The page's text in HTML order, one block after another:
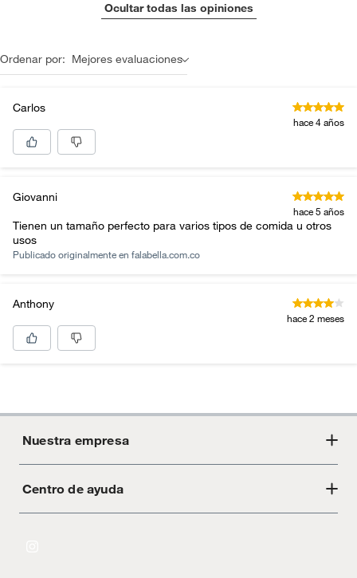
Ocultar todas las opiniones
Ordenar por: Mejores evaluaciones
Carlos
hace 4 años
Giovanni
hace 5 años
Tienen un tamaño perfecto para varios tipos de comida u otros
usos
Publicado originalmente en falabella.com.co
Anthony
hace 2 meses
Nuestra empresa
Acerca de Crate
Centro de ayuda